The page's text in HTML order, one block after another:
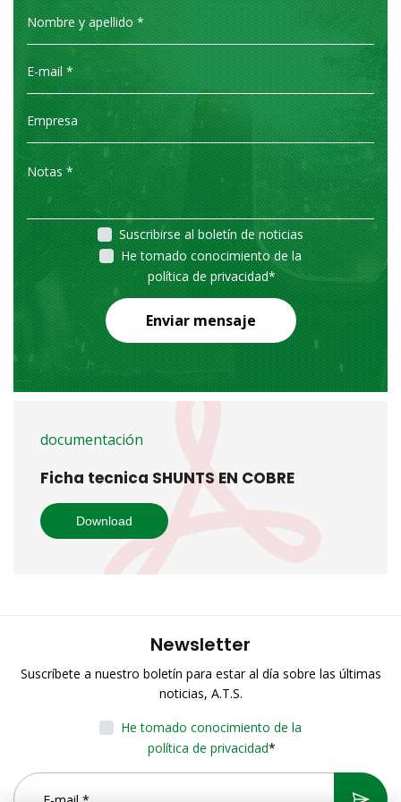
Suscribirse al boletín de noticias
He tomado conocimiento de la
política de privacidad*
Enviar mensaje
documentación
Ficha tecnica SHUNTS EN COBRE
Download
Newsletter
Suscríbete a nuestro boletín para estar al día sobre las últimas
noticias, A.T.S.
He tomado conocimiento de la
política de privacidad*